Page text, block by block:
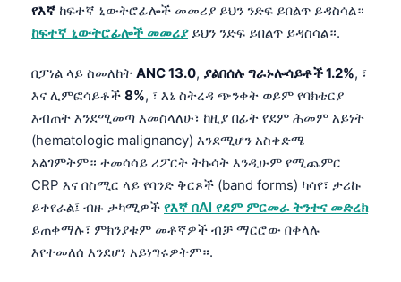
የእኛ ከፍተኛ ኒውትሮፊሎች መመሪያ ይህን ንድፍ ይበልጥ ይዳስሳል።
ከፍተኛ ኒውትሮፊሎች መመሪያይህን ንድፍ ይበልጥ ይዳስሳል።.
በፓነል ላይ ስመለከት ANC 13.0, ያልበሰሉ ግራኑሎሳይቶች 1.2%, ፣
እና ሊምፎሳይቶች 8%, ፣ እኔ ስትረዳ ጭንቀት ወይም የባክቴርያ
እብጠት እንደሚመጣ እመስላለሁ፣ ከዚያ በፊት የደም ሕመም አይነት
(hematologic malignancy) እንደሚሆን አስቀድሜ
አልገምትም። ተመሳሳይ ሪፖርት ትኩሳት እንዲሁም የሚጨምር
CRP እና በስሚር ላይ የባንድ ቅርጾች (band forms) ካሳየ፣ ታሪኩ
ይቀየራል፤ ብዙ ታካሚዎች የእኛ በAI የደም ምርመራ ትንተና መድረክ
ይጠቀማሉ፣ ምክንያቱም መቶኛዎች ብቻ ማርሮው በቀላሉ
እየተመለሰ እንደሆነ አይነግሩዎትም።.